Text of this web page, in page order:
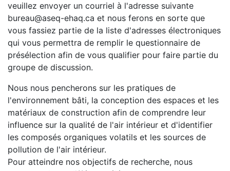
veuillez envoyer un courriel à l'adresse suivante
bureau@aseq-ehaq.ca et nous ferons en sorte que
vous fassiez partie de la liste d'adresses électroniques
qui vous permettra de remplir le questionnaire de
présélection afin de vous qualifier pour faire partie du
groupe de discussion.
Nous nous pencherons sur les pratiques de
l'environnement bâti, la conception des espaces et les
matériaux de construction afin de comprendre leur
influence sur la qualité de l'air intérieur et d'identifier
les composés organiques volatils et les sources de
pollution de l'air intérieur.
Pour atteindre nos objectifs de recherche, nous